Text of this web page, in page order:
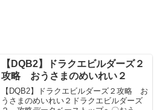
【DQB2】ドラクエビルダーズ２
攻略 おうさまのめいれい２
【DQB2】ドラクエビルダーズ２攻略 お
うさまのめいれい２ドラクエビルダーズ